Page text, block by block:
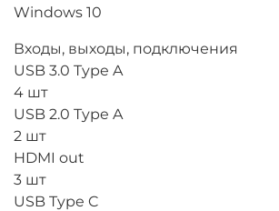
Windows 10
Входы, выходы, подключения
USB 3.0 Type A
4 шт
USB 2.0 Type A
2 шт
HDMI out
3 шт
USB Type C